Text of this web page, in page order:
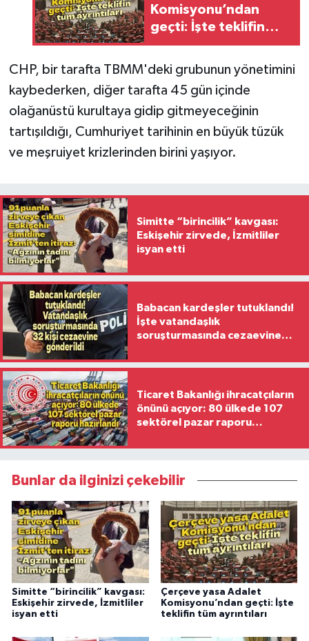
Komisyonu’ndan
geçti: İşte teklifin
tüm ayrıntıları
CHP, bir tarafta TBMM'deki grubunun yönetimini
kaybederken, diğer tarafta 45 gün içinde
olağanüstü kurultaya gidip gitmeyeceğinin
tartışıldığı, Cumhuriyet tarihinin en büyük tüzük
ve meşruiyet krizlerinden birini yaşıyor.
Simitte “birincilik” kavgası:
Eskişehir zirvede, İzmitliler
isyan etti
Babacan kardeşler tutuklandı!
İşte vatandaşlık
soruşturmasında cezaevine
Ticaret Bakanlığı ihracatçıların
önünü açıyor: 80 ülkede 107
sektörel pazar raporu
Bunlar da ilginizi çekebilir
Simitte “birincilik” kavgası:
Eskişehir zirvede, İzmitliler
isyan etti
Çerçeve yasa Adalet
Komisyonu’ndan geçti: İşte
teklifin tüm ayrıntıları